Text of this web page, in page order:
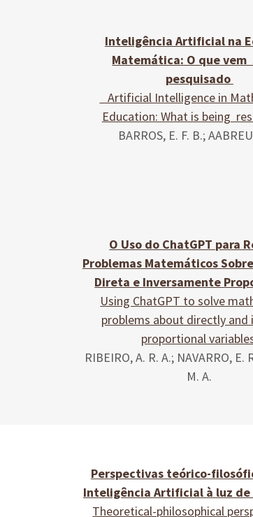
Inteligência Artificial na
Matemática: O que vem
pesquisado
Artificial Intelligence in
Education: What is being
BARROS, E. F. B.;
O Uso do ChatGPT para
Problemas Matemáticos
Direta e Inversamente
Using ChatGPT to solve
problems about directly and
proportional
RIBEIRO, A. R. A.; NAVARRO, E.
M. A.
Perspectivas teórico-
Inteligência Artificial à luz de
Theoretical-philosophical